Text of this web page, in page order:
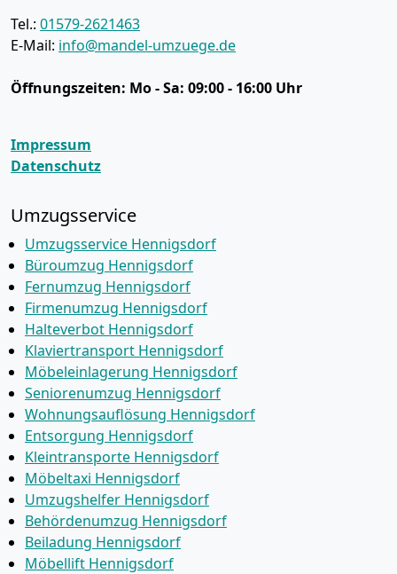
Tel.: 01579-2621463
E-Mail: info@mandel-umzuege.de
Öffnungszeiten: Mo - Sa: 09:00 - 16:00 Uhr
Impressum
Datenschutz
Umzugsservice
Umzugsservice Hennigsdorf
Büroumzug Hennigsdorf
Fernumzug Hennigsdorf
Firmenumzug Hennigsdorf
Halteverbot Hennigsdorf
Klaviertransport Hennigsdorf
Möbeleinlagerung Hennigsdorf
Seniorenumzug Hennigsdorf
Wohnungsauflösung Hennigsdorf
Entsorgung Hennigsdorf
Kleintransporte Hennigsdorf
Möbeltaxi Hennigsdorf
Umzugshelfer Hennigsdorf
Behördenumzug Hennigsdorf
Beiladung Hennigsdorf
Möbellift Hennigsdorf